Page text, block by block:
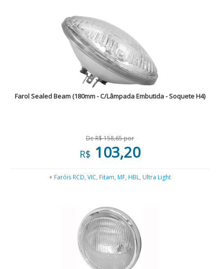
Farol Sealed Beam (180mm - C/Lâmpada Embutida - Soquete H4)
De R$ 158,65 por
R$ 103,20
+ Faróis RCD, VIC, Fitam, MF, HBL, Ultra Light